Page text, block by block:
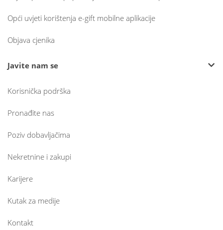
Opći uvjeti korištenja e-gift mobilne aplikacije
Objava cjenika
Javite nam se
Korisnička podrška
Pronađite nas
Poziv dobavljačima
Nekretnine i zakupi
Karijere
Kutak za medije
Kontakt